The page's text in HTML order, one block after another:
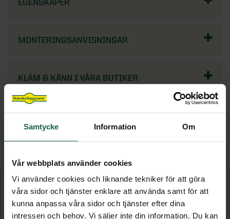
Samtycke Information Om
Vår webbplats använder cookies
Vi använder cookies och liknande tekniker för att göra
våra sidor och tjänster enklare att använda samt för att
kunna anpassa våra sidor och tjänster efter dina
intressen och behov. Vi säljer inte din information. Du kan
EGENSKAPER
MONTERINGSANVISNINGAR
KLÄM & KÄNN I VÅRA BUTIKER
FLER PRODUKTER I DENNA KATEGORI